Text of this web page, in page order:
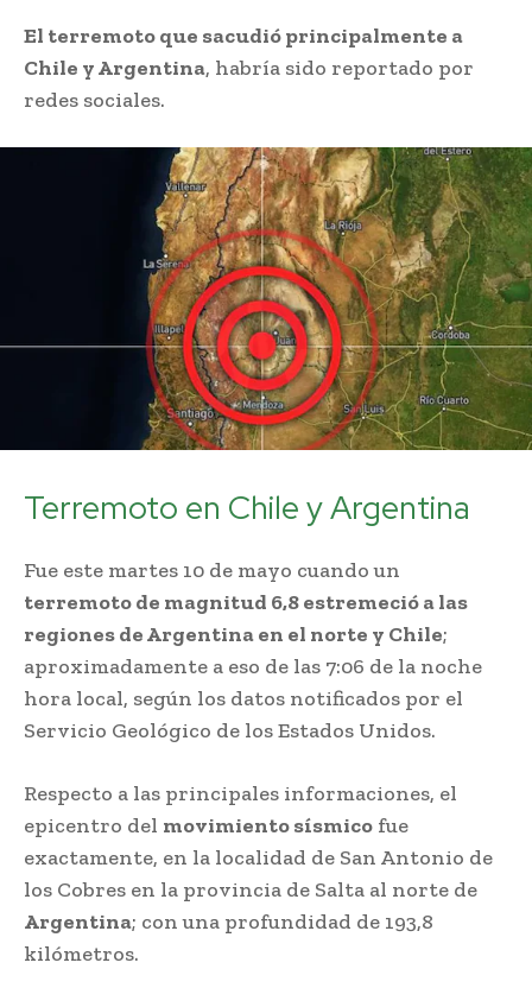
El terremoto que sacudió principalmente a
Chile y Argentina, habría sido reportado por
redes sociales.
Terremoto en Chile y Argentina
Fue este martes 10 de mayo cuando un
terremoto de magnitud 6,8 estremeció a las
regiones de Argentina en el norte y Chile;
aproximadamente a eso de las 7:06 de la noche
hora local, según los datos notificados por el
Servicio Geológico de los Estados Unidos.
Respecto a las principales informaciones, el
epicentro del movimiento sísmico fue
exactamente, en la localidad de San Antonio de
los Cobres en la provincia de Salta al norte de
Argentina; con una profundidad de 193,8
kilómetros.